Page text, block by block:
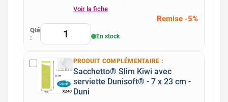
Voir la fiche
Remise -5%
Qté
:
En stock
PRODUIT COMPLÉMENTAIRE :
Sacchetto® Slim Kiwi avec
serviette Dunisoft® - 7 x 23 cm -
Duni